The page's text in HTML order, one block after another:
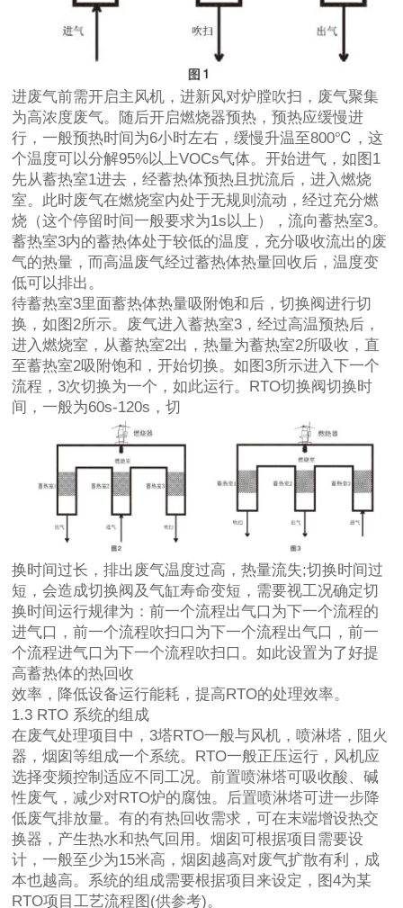
进废气前需开启主风机，进新风对炉膛吹扫，废气聚集
为高浓度废气。随后开启燃烧器预热，预热应缓慢进
行，一般预热时间为6小时左右，缓慢升温至800℃，这
个温度可以分解95%以上VOCs气体。开始进气，如图1
先从蓄热室1进去，经蓄热体预热且扰流后，进入燃烧
室。此时废气在燃烧室内处于无规则流动，经过充分燃
烧（这个停留时间一般要求为1s以上），流向蓄热室3。
蓄热室3内的蓄热体处于较低的温度，充分吸收流出的废
气的热量，而高温废气经过蓄热体热量回收后，温度变
低可以排出。
待蓄热室3里面蓄热体热量吸附饱和后，切换阀进行切
换，如图2所示。废气进入蓄热室3，经过高温预热后，
进入燃烧室，从蓄热室2出，热量为蓄热室2所吸收，直
至蓄热室2吸附饱和，开始切换。如图3所示进入下一个
流程，3次切换为一个，如此运行。RTO切换阀切换时
间，一般为60s-120s，切
换时间过长，排出废气温度过高，热量流失;切换时间过
短，会造成切换阀及气缸寿命变短，需要视工况确定切
换时间运行规律为：前一个流程出气口为下一个流程的
进气口，前一个流程吹扫口为下一个流程出气口，前一
个流程进气口为下一个流程吹扫口。如此设置为了好提
高蓄热体的热回收
效率，降低设备运行能耗，提高RTO的处理效率。
1.3 RTO 系统的组成
在废气处理项目中，3塔RTO一般与风机，喷淋塔，阻火
器，烟囱等组成一个系统。RTO一般正压运行，风机应
选择变频控制适应不同工况。前置喷淋塔可吸收酸、碱
性废气，减少对RTO炉的腐蚀。后置喷淋塔可进一步降
低废气排放量。有的有热回收需求，可在末端增设热交
换器，产生热水和热气回用。烟囱可根据项目需要设
计，一般至少为15米高，烟囱越高对废气扩散有利，成
本也越高。系统的组成需要根据项目来设定，图4为某
RTO项目工艺流程图(供参考)。